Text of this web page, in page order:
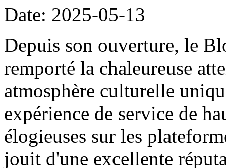
Date: 2025-05-13
Depuis son ouverture, le
remporté la chaleureuse
atmosphère culturelle
expérience de service de
élogieuses sur les
jouit d'une excellente